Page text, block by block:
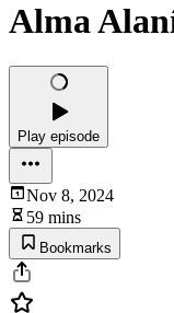
Alma
Play episode
Nov 8, 2024
59 mins
Bookmarks